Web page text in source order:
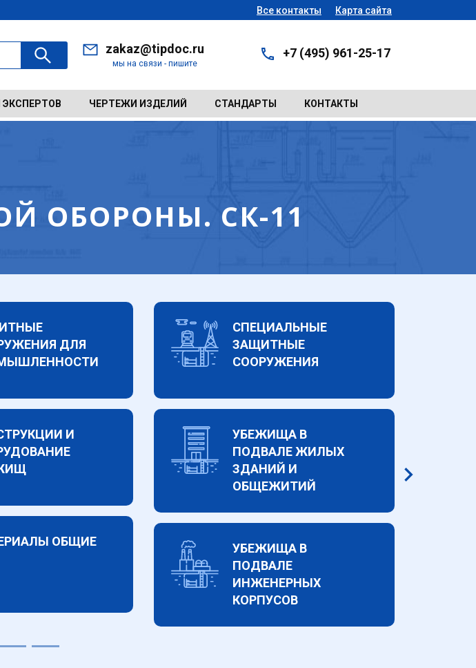
Все контакты Карта сайта
zakaz@tipdoc.ru
мы на связи - пишите
+7 (495) 961-25-17
ЭКСПЕРТОВ ЧЕРТЕЖИ ИЗДЕЛИЙ СТАНДАРТЫ КОНТАКТЫ
ОБОРОНЫ. СК-11
ДЛЯ
И
ОБЩИЕ
СПЕЦИАЛЬНЫЕ
ЗАЩИТНЫЕ
СООРУЖЕНИЯ
УБЕЖИЩА В
ПОДВАЛЕ ЖИЛЫХ
ЗДАНИЙ И
ОБЩЕЖИТИЙ
УБЕЖИЩА В
ПОДВАЛЕ
ИНЖЕНЕРНЫХ
КОРПУСОВ